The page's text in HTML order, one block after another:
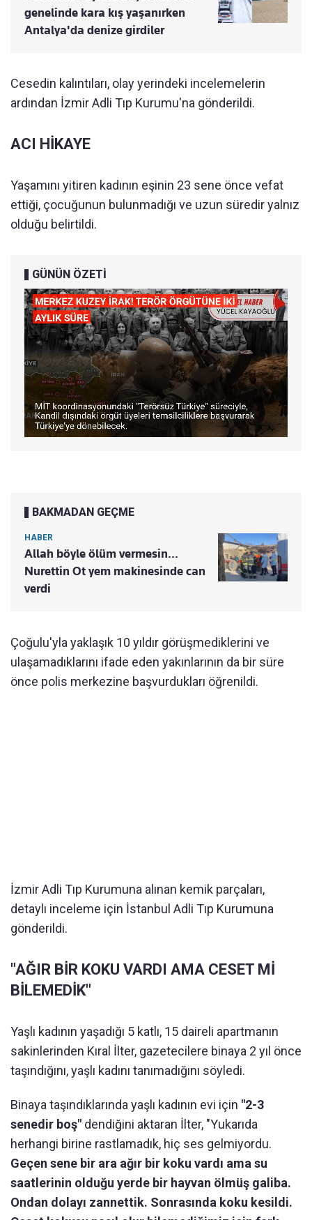
genelinde kara kış yaşanırken
Antalya'da denize girdiler
Cesedin kalıntıları, olay yerindeki incelemelerin
ardından İzmir Adli Tıp Kurumu'na gönderildi.
ACI HİKAYE
Yaşamını yitiren kadının eşinin 23 sene önce vefat
ettiği, çocuğunun bulunmadığı ve uzun süredir yalnız
olduğu belirtildi.
GÜNÜN ÖZETİ
BAKMADAN GEÇME
HABER
Allah böyle ölüm vermesin...
Nurettin Ot yem makinesinde can
verdi
Çoğulu'yla yaklaşık 10 yıldır görüşmediklerini ve
ulaşamadıklarını ifade eden yakınlarının da bir süre
önce polis merkezine başvurdukları öğrenildi.
İzmir Adli Tıp Kurumuna alınan kemik parçaları,
detaylı inceleme için İstanbul Adli Tıp Kurumuna
gönderildi.
"AĞIR BİR KOKU VARDI AMA CESET Mİ
BİLEMEDİK"
Yaşlı kadının yaşadığı 5 katlı, 15 daireli apartmanın
sakinlerinden Kıral İlter, gazetecilere binaya 2 yıl önce
taşındığını, yaşlı kadını tanımadığını söyledi.
Binaya taşındıklarında yaşlı kadının evi için "2-3
senedir boş" dendiğini aktaran İlter, "Yukarıda
herhangi birine rastlamadık, hiç ses gelmiyordu.
Geçen sene bir ara ağır bir koku vardı ama su
saatlerinin olduğu yerde bir hayvan ölmüş galiba.
Ondan dolayı zannettik. Sonrasında koku kesildi.